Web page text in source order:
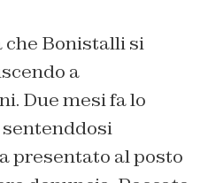
che Bonistalli si
a
Due mesi fa lo
sentenddosi
presentato al posto